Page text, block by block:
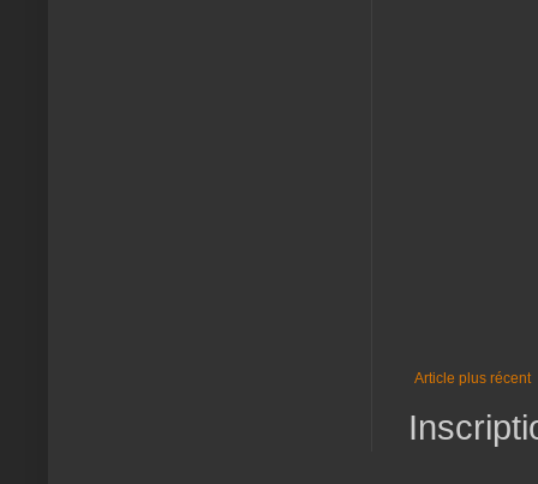
Article plus récent